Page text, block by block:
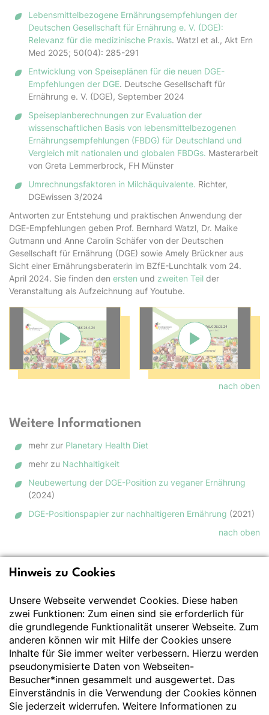
Lebensmittelbezogene Ernährungsempfehlungen der
Deutschen Gesellschaft für Ernährung e. V. (DGE):
Relevanz für die medizinische Praxis. Watzl et al., Akt Ern
Med 2025; 50(04): 285-291
Entwicklung von Speiseplänen für die neuen DGE-
Empfehlungen der DGE. Deutsche Gesellschaft für
Ernährung e. V. (DGE), September 2024
Speiseplanberechnungen zur Evaluation der
wissenschaftlichen Basis von lebensmittelbezogenen
Ernährungsempfehlungen (FBDG) für Deutschland und
Vergleich mit nationalen und globalen FBDGs. Masterarbeit
von Greta Lemmerbrock, FH Münster
Umrechnungsfaktoren in Milchäquivalente. Richter,
DGEwissen 3/2024
Antworten zur Entstehung und praktischen Anwendung der
DGE-Empfehlungen geben Prof. Bernhard Watzl, Dr. Maike
Gutmann und Anne Carolin Schäfer von der Deutschen
Gesellschaft für Ernährung (DGE) sowie Amely Brückner aus
Sicht einer Ernährungsberaterin im BZfE-Lunchtalk vom 24.
April 2024. Sie finden den ersten und zweiten Teil der
Veranstaltung als Aufzeichnung auf Youtube.
Verbindung mit Youtube herstellen und
Verbindung mit
nach oben
Weitere Informationen
mehr zur Planetary Health Diet
mehr zu Nachhaltigkeit
Neubewertung der DGE-Position zu veganer Ernährung
(2024)
DGE-Positionspapier zur nachhaltigeren Ernährung (2021)
nach oben
für Ernährung e.V.
Der Wissenschaft verpflichtet - Ihre Partnerin für
Essen und Trinken
Deutsche Gesellschaft für Ernährung e. V.
Godesberger Allee 136
53175 Bonn
Tel:+49 228 3776-600
Hinweis zu Cookies
Unsere Webseite verwendet Cookies. Diese haben
zwei Funktionen: Zum einen sind sie erforderlich für
die grundlegende Funktionalität unserer Webseite. Zum
anderen können wir mit Hilfe der Cookies unsere
Inhalte für Sie immer weiter verbessern. Hierzu werden
pseudonymisierte Daten von Webseiten-
Besucher*innen gesammelt und ausgewertet. Das
Einverständnis in die Verwendung der Cookies können
Sie jederzeit widerrufen. Weitere Informationen zu